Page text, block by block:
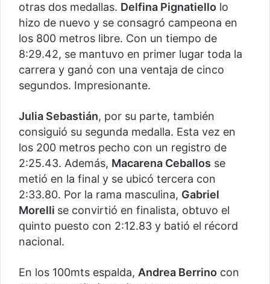
otras dos medallas. Delfina Pignatiello lo
hizo de nuevo y se consagró campeona en
los 800 metros libre. Con un tiempo de
8:29.42, se mantuvo en primer lugar toda la
carrera y ganó con una ventaja de cinco
segundos. Impresionante.
Julia Sebastián, por su parte, también
consiguió su segunda medalla. Esta vez en
los 200 metros pecho con un registro de
2:25.43. Además, Macarena Ceballos se
metió en la final y se ubicó tercera con
2:33.80. Por la rama masculina, Gabriel
Morelli se convirtió en finalista, obtuvo el
quinto puesto con 2:12.83 y batió el récord
nacional.
En los 100mts espalda, Andrea Berrino con